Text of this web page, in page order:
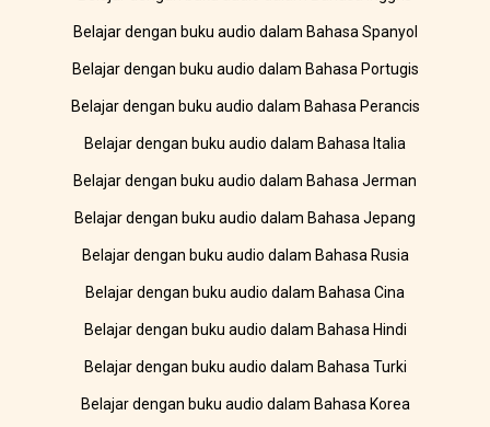
Belajar dengan buku audio dalam Bahasa Spanyol
Belajar dengan buku audio dalam Bahasa Portugis
Belajar dengan buku audio dalam Bahasa Perancis
Belajar dengan buku audio dalam Bahasa Italia
Belajar dengan buku audio dalam Bahasa Jerman
Belajar dengan buku audio dalam Bahasa Jepang
Belajar dengan buku audio dalam Bahasa Rusia
Belajar dengan buku audio dalam Bahasa Cina
Belajar dengan buku audio dalam Bahasa Hindi
Belajar dengan buku audio dalam Bahasa Turki
Belajar dengan buku audio dalam Bahasa Korea